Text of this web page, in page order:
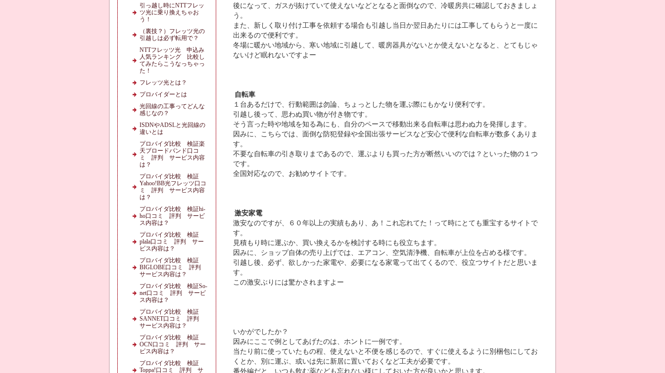
後になって、ガスが抜けていて使えないなどとなると面倒なので、冷暖房共に確認しておきましょ
う。
また、新しく取り付け工事を依頼する場合も引越し当日か翌日あたりには工事してもらうと一度に
出来るので便利です。
冬場に暖かい地域から、寒い地域に引越して、暖房器具がないとか使えないとなると、とてもじゃ
ないけど眠れないですよー
自転車
１台あるだけで、行動範囲は勿論、ちょっとした物を運ぶ際にもかなり便利です。
引越し後って、思わぬ買い物が付き物です。
そう言った時や地域を知る為にも、自分のペースで移動出来る自転車は思わぬ力を発揮します。
因みに、こちらでは、面倒な防犯登録や全国出張サービスなど安心で便利な自転車が数多くありま
す。
不要な自転車の引き取りまであるので、運ぶよりも買った方が断然いいのでは？といった物の１つ
です。
全国対応なので、お勧めサイトです。
激安家電
激安なのですが、６０年以上の実績もあり、あ！これ忘れてた！って時にとても重宝するサイトで
す。
見積もり時に運ぶか、買い換えるかを検討する時にも役立ちます。
因みに、ショップ自体の売り上げでは、エアコン、空気清浄機、自転車が上位を占める様です。
引越し後、必ず、欲しかった家電や、必要になる家電って出てくるので、役立つサイトだと思いま
す。
この激安ぶりには驚かされますよー
いかがでしたか？
因みにここで例としてあげたのは、ホントに一例です。
当たり前に使っていたもの程、使えないと不便を感じるので、すぐに使えるように別梱包にしてお
くとか、別に運ぶ、或いは先に新居に置いておくなど工夫が必要です。
番外編だと、いつも飲む薬なども忘れない様にしておいた方が良いかと思います。
引っ越し時にNTTフレッ
ツ光に乗り換えちゃお
う！
（裏技？）フレッツ光の
引越しは必ず転用で？
NTTフレッツ光 申込み
人気ランキング 比較し
てみたらこうなっちゃっ
た！
フレッツ光とは？
プロバイダーとは
光回線の工事ってどんな
感じなの？
ISDNやADSLと光回線の
違いとは
プロバイダ比較 検証楽
天ブロードバンド口コ
ミ 評判 サービス内容
は？
プロバイダ比較 検証
Yahoo!BB光フレッツ口コ
ミ 評判 サービス内容
は？
プロバイダ比較 検証hi-
ho口コミ 評判 サービ
ス内容は？
プロバイダ比較 検証
plala口コミ 評判 サー
ビス内容は？
プロバイダ比較 検証
BIGLOBE口コミ 評判
サービス内容は？
プロバイダ比較 検証So-
net口コミ 評判 サービ
ス内容は？
プロバイダ比較 検証
SANNET口コミ 評判
サービス内容は？
プロバイダ比較 検証
OCN口コミ 評判 サー
ビス内容は？
プロバイダ比較 検証
Toppa!口コミ 評判 サ